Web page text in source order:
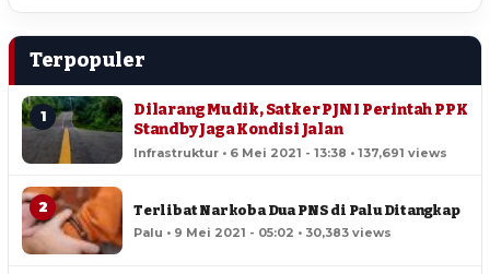
Terpopuler
1
Dilarang Mudik, Satker PJN I Perintah PPK
Standby Jaga Kondisi Jalan
Infrastruktur • 6 Mei 2021 - 13:38 • 137,691 views
2 Terlibat Narkoba Dua PNS di Palu Ditangkap
Palu • 9 Mei 2021 - 05:02 • 30,383 views